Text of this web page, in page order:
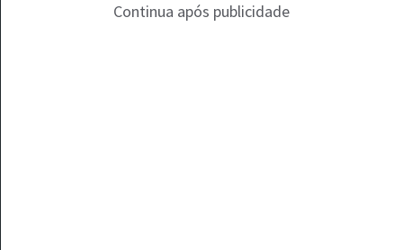
Continua após publicidade